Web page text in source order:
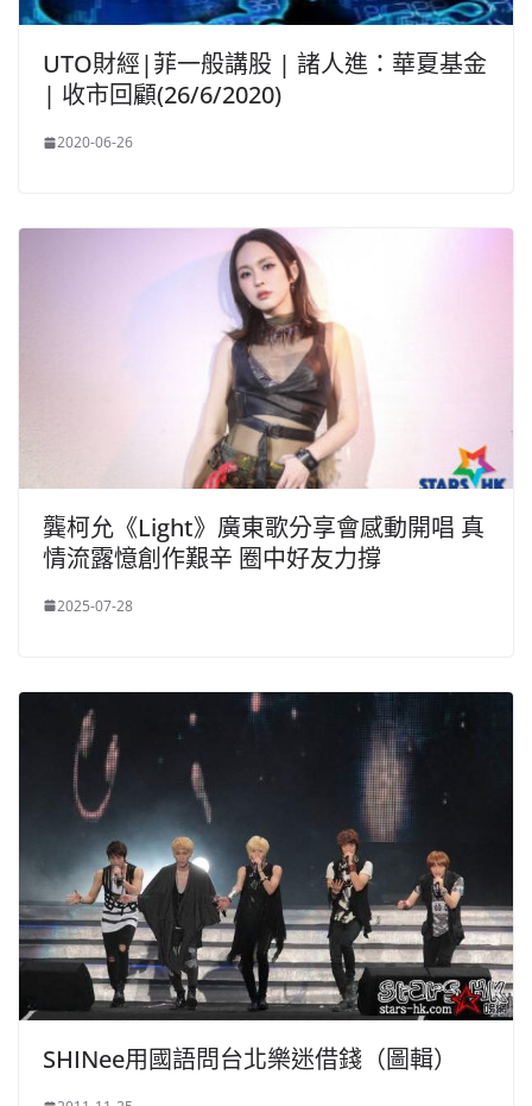
UTO財經|菲一般講股 | 諸人進：華夏基金
| 收市回顧(26/6/2020)
2020-06-26
龔柯允《Light》廣東歌分享會感動開唱 真
情流露憶創作艱辛 圈中好友力撐
2025-07-28
SHINee用國語問台北樂迷借錢（圖輯）